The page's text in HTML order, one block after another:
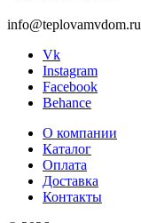
info@teplovamvdom.ru
Vk
Instagram
Facebook
Behance
О компании
Каталог
Оплата
Доставка
Контакты